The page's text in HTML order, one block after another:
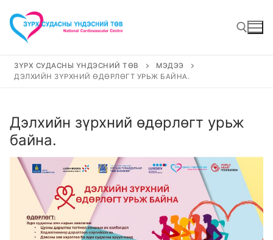
content
Search for:
ЗҮРХ СУДАСНЫ ҮНДЭСНИЙ ТӨВ
МЭДЭЭ
ДЭЛХИЙН ЗҮРХНИЙ ӨДӨРЛӨГТ УРЬЖ БАЙНА.
Дэлхийн зүрхний өдөрлөгт урьж
байна.